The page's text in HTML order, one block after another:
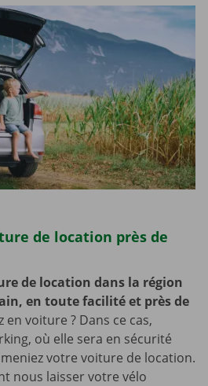
de location près de
de location dans la région
en toute facilité et près de
en voiture ? Dans ce cas,
où elle sera en sécurité
votre voiture de location.
nous laisser votre vélo